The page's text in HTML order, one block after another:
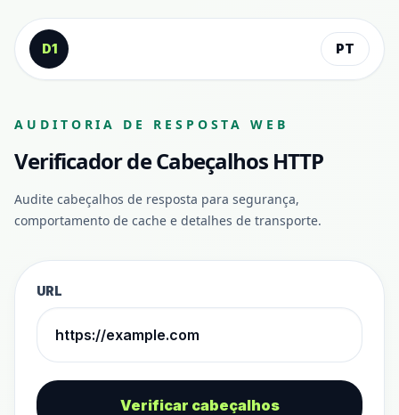
Ir para o conteúdo
D1
PT
AUDITORIA DE RESPOSTA WEB
Verificador de Cabeçalhos HTTP
Audite cabeçalhos de resposta para segurança,
comportamento de cache e detalhes de transporte.
URL
Verificar cabeçalhos